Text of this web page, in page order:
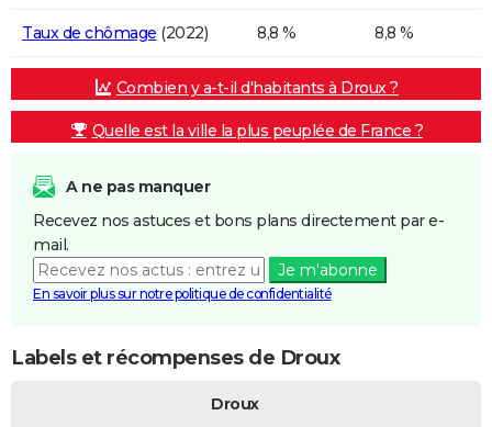
Taux de chômage (2022) 8,8 % 8,8 %
Combien y a-t-il d'habitants à Droux ?
Quelle est la ville la plus peuplée de France ?
A ne pas manquer
Recevez nos astuces et bons plans directement par e-
mail.
Je m'abonne
En savoir plus sur notre politique de confidentialité
Labels et récompenses de Droux
Droux